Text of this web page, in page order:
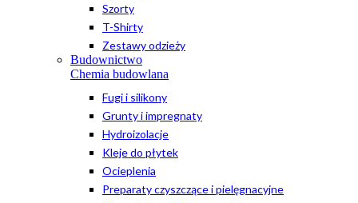
Szorty
T-Shirty
Zestawy odzieży
Budownictwo
Chemia budowlana
Fugi i silikony
Grunty i impregnaty
Hydroizolacje
Kleje do płytek
Ocieplenia
Preparaty czyszczące i pielęgnacyjne